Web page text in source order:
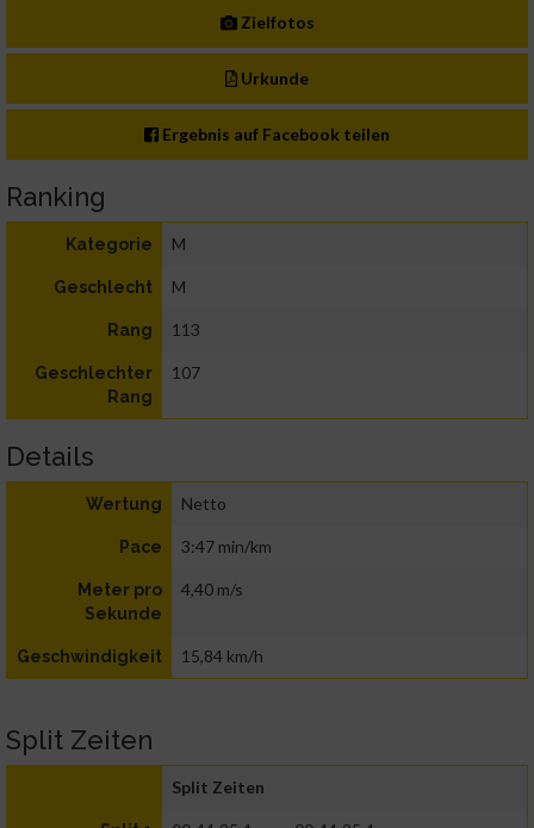
Zielfotos
Urkunde
Ergebnis auf Facebook teilen
Ranking
Kategorie M
Geschlecht M
Rang 113
Geschlechter
Rang
107
Details
Wertung Netto
Pace 3:47 min/km
Meter pro
Sekunde
4,40 m/s
Geschwindigkeit 15,84 km/h
Split Zeiten
Split Zeiten